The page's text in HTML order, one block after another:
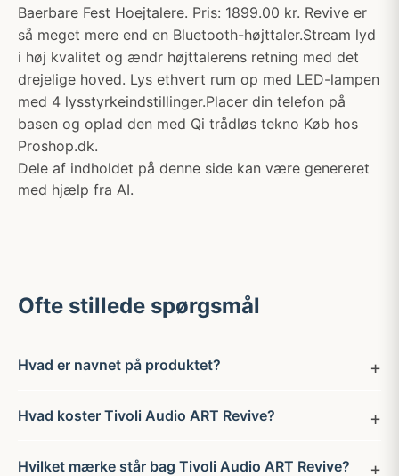
Baerbare Fest Hoejtalere. Pris: 1899.00 kr. Revive er
så meget mere end en Bluetooth-højttaler.Stream lyd
i høj kvalitet og ændr højttalerens retning med det
drejelige hoved. Lys ethvert rum op med LED-lampen
med 4 lysstyrkeindstillinger.Placer din telefon på
basen og oplad den med Qi trådløs tekno Køb hos
Proshop.dk.
Dele af indholdet på denne side kan være genereret
med hjælp fra AI.
Ofte stillede spørgsmål
Hvad er navnet på produktet?
Hvad koster Tivoli Audio ART Revive?
Hvilket mærke står bag Tivoli Audio ART Revive?